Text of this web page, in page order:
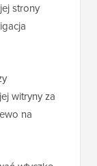
strony
witryny za
na